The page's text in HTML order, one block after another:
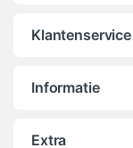
Klantenservice
Informatie
Extra